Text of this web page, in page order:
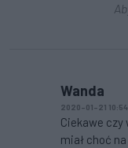
Wanda
2020-01-21
Ciekawe czy
miał choć